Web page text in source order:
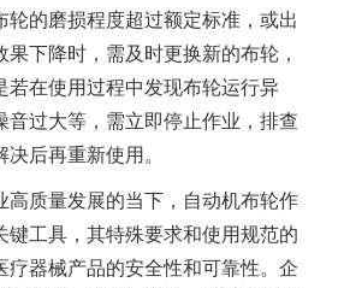
轮的磨损程度超过额定标准，或出
下降时，需及时更换新的布轮，
若在使用过程中发现布轮运行异
音过大等，需立即停止作业，排查
后再重新使用。
质量发展的当下，自动机布轮作
键工具，其特殊要求和使用规范的
疗器械产品的安全性和可靠性。企